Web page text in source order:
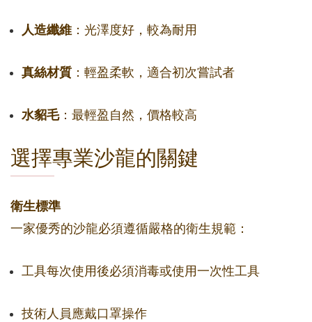
人造纖維 ：光澤度好，較為耐用
真絲材質 ：輕盈柔軟，適合初次嘗試者
水貂毛：最輕盈自然，價格較高
選擇專業沙龍的關鍵
衛生標準
一家優秀的沙龍必須遵循嚴格的衛生規範：
工具每次使用後必須消毒或使用一次性工具
技術人員應戴口罩操作